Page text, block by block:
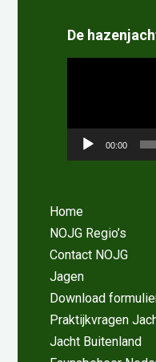
De
00:00
Home
NOJG Regio’s
Contact NOJG
Jagen
Download
Praktijkvragen
Jacht Buitenland